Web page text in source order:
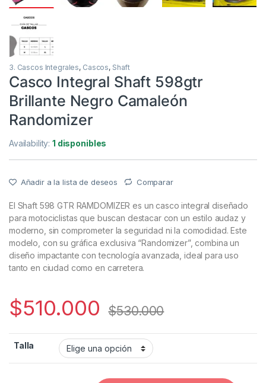
3. Cascos Integrales, Cascos, Shaft
Casco Integral Shaft 598gtr
Brillante Negro Camaleón
Randomizer
Availability:1 disponibles
Añadir a la lista de deseos Comparar
El Shaft 598 GTR RAMDOMIZER es un casco integral diseñado
para motociclistas que buscan destacar con un estilo audaz y
moderno, sin comprometer la seguridad ni la comodidad. Este
modelo, con su gráfica exclusiva “Randomizer”, combina un
diseño impactante con tecnología avanzada, ideal para uso
tanto en ciudad como en carretera.
$510.000 $530.000
Talla